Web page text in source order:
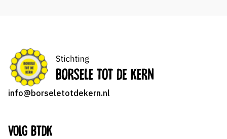
info@borseletotdekern.nl
Volg BTDK